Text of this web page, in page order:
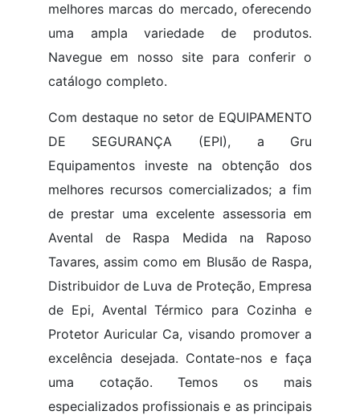
melhores marcas do mercado, oferecendo
uma ampla variedade de produtos.
Navegue em nosso site para conferir o
catálogo completo.
Com destaque no setor de EQUIPAMENTO
DE SEGURANÇA (EPI), a Gru
Equipamentos investe na obtenção dos
melhores recursos comercializados; a fim
de prestar uma excelente assessoria em
Avental de Raspa Medida na Raposo
Tavares, assim como em Blusão de Raspa,
Distribuidor de Luva de Proteção, Empresa
de Epi, Avental Térmico para Cozinha e
Protetor Auricular Ca, visando promover a
excelência desejada. Contate-nos e faça
uma cotação. Temos os mais
especializados profissionais e as principais